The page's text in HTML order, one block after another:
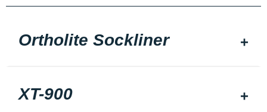
Ortholite Sockliner
XT-900